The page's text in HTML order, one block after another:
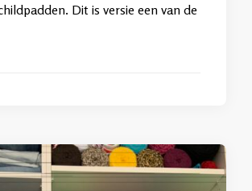
Dit is versie een van de